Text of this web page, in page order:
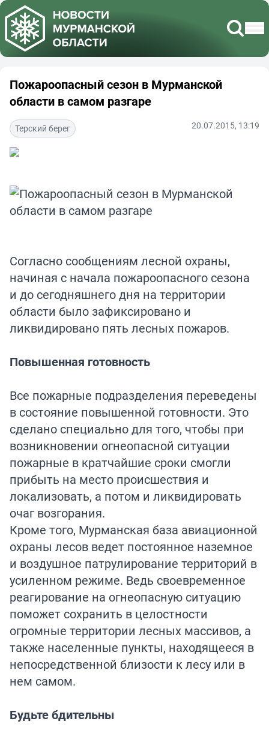
Пожароопасный сезон в Мурманской
области в самом разгаре
Терский берег 20.07.2015, 13:19
Согласно сообщениям лесной охраны,
начиная с начала пожароопасного сезона
и до сегодняшнего дня на территории
области было зафиксировано и
ликвидировано пять лесных пожаров.
Повышенная готовность
Все пожарные подразделения переведены
в состояние повышенной готовности. Это
сделано специально для того, чтобы при
возникновении огнеопасной ситуации
пожарные в кратчайшие сроки смогли
прибыть на место происшествия и
локализовать, а потом и ликвидировать
очаг возгорания.
Кроме того, Мурманская база авиационной
охраны лесов ведет постоянное наземное
и воздушное патрулирование территорий в
усиленном режиме. Ведь своевременное
реагирование на огнеопасную ситуацию
поможет сохранить в целостности
огромные территории лесных массивов, а
также населенные пункты, находящееся в
непосредственной близости к лесу или в
нем самом.
Будьте бдительны